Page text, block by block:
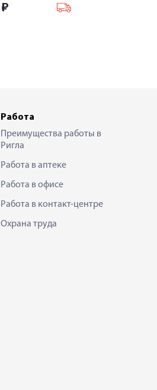
₽
Работа
Преимущества работы в
Ригла
Работа в аптеке
Работа в офисе
Работа в контакт-центре
Охрана труда